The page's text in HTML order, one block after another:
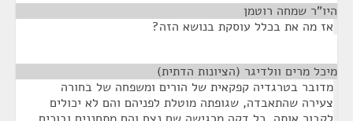
היו"ר שמחה רוטמן
אז מה את בכלל עוסקת בנושא הזה?
מיכל מרים וולדיגר (הציונות הדתית)
מדובר בטרגדיה קפקאית של הורים ומשפחה של בחורה
צעירה שהתאבדה, שגופתה מוטלת לפניהם והם לא יכולים